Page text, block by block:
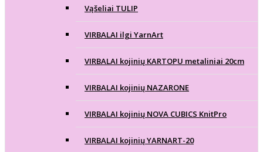
Vąšeliai TULIP
VIRBALAI ilgi YarnArt
VIRBALAI kojinių KARTOPU metaliniai 20cm
VIRBALAI kojinių NAZARONE
VIRBALAI kojinių NOVA CUBICS KnitPro
VIRBALAI kojinių YARNART-20